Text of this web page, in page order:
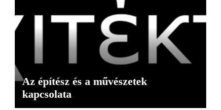
Az építész és a művészetek
kapcsolata